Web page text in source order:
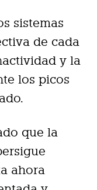
sistemas
de cada
y la
los picos
que la
ahora